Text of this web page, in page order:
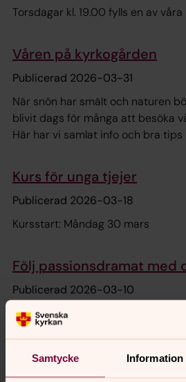
Samtycke Information
Torsdagar kl. 19.00 fylls en av
Våren på kyrkogården
Publicerad 2026-03-31
När snön har smält och naturen
blivit dags för många att besöka
Här har vi samlat info och bra
Kurs för unga tjejer
Publicerad 2026-03-18
Kursstart: Måndag 30 mars
Följ passionsdramat med
Publicerad 2026-03-10
Följ med oss i påskens drama,
Jesus rider in i Jerusalem, via